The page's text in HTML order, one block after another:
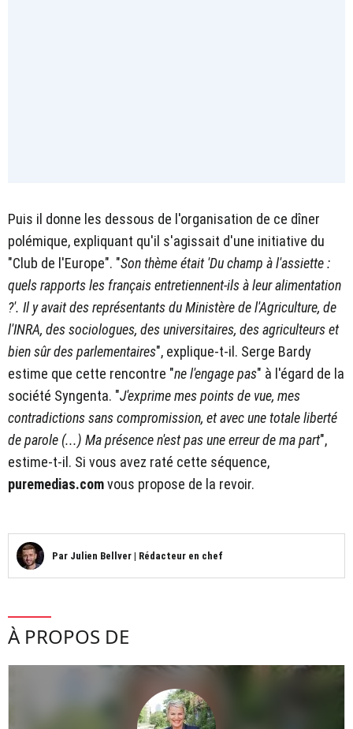
Puis il donne les dessous de l'organisation de ce dîner
polémique, expliquant qu'il s'agissait d'une initiative du
"Club de l'Europe". "Son thème était 'Du champ à l'assiette :
quels rapports les français entretiennent-ils à leur alimentation
?'. Il y avait des représentants du Ministère de l'Agriculture, de
l'INRA, des sociologues, des universitaires, des agriculteurs et
bien sûr des parlementaires", explique-t-il. Serge Bardy
estime que cette rencontre "ne l'engage pas" à l'égard de la
société Syngenta. "J'exprime mes points de vue, mes
contradictions sans compromission, et avec une totale liberté
de parole (...) Ma présence n'est pas une erreur de ma part",
estime-t-il. Si vous avez raté cette séquence,
puremedias.comvous propose de la revoir.
Par Julien Bellver | Rédacteur en chef
À PROPOS DE